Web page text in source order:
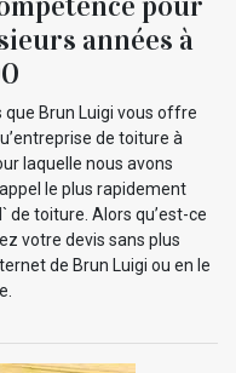
années à
Brun Luigi vous offre
de toiture à
laquelle nous avons
le plus rapidement
de toiture. Alors qu’est-ce
votre devis sans plus
de Brun Luigi ou en le